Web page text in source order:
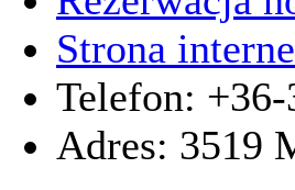
Strona
Telefon:
Adres: 3519